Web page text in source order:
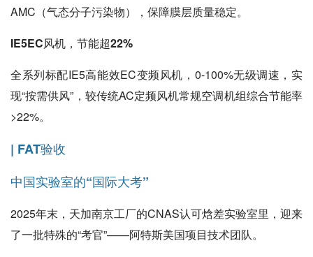
AMC（气态分子污染物），保障膜层质量稳定。
IE5EC风机，节能超22%
全系列标配IE5高能效EC变频风机，0-100%无级调速，实
现“按需供风”，较传统AC定频风机常规空调机组综合节能率
>22%。
| FAT验收
中国实验室的“国际大考”
2025年末，天加南京工厂的CNAS认可焓差实验室里，迎来
了一批特殊的“考官”——阿特斯美国项目技术团队。